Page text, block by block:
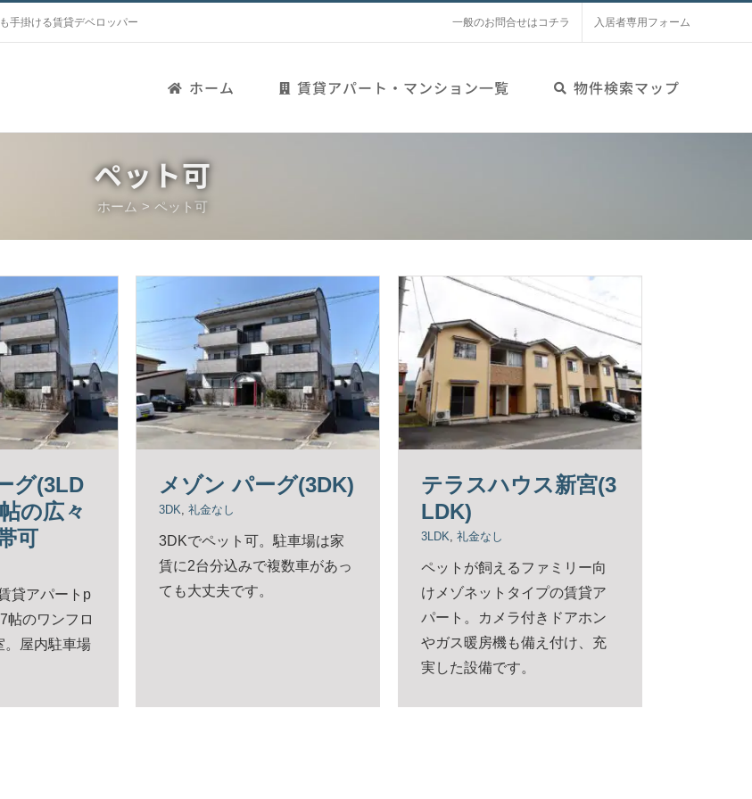
手掛ける賃貸デベロッパー 一般のお問合せはコチラ 入居者専用フォーム
ホーム 賃貸アパート・マンション一覧 物件検索マップ
ペット可
ホーム ペット可
グ(3LD
の広々
可
貸アパートp
帖のワンフロ
。屋内駐車場
メゾン パーグ(3DK)
3DK, 礼金なし
3DKでペット可。駐車場は家
賃に2台分込みで複数車があっ
ても大丈夫です。
テラスハウス新宮(3
LDK)
3LDK, 礼金なし
ペットが飼えるファミリー向
けメゾネットタイプの賃貸ア
パート。カメラ付きドアホン
やガス暖房機も備え付け、充
実した設備です。